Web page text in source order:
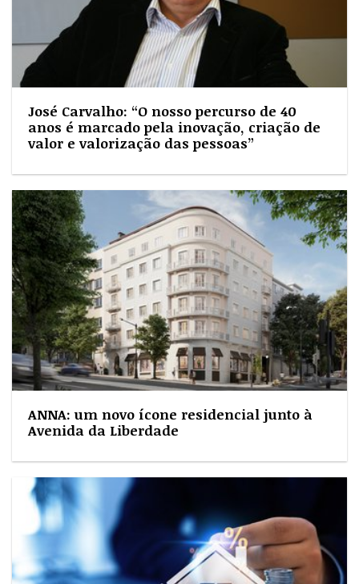
José Carvalho: “O nosso percurso de 40
anos é marcado pela inovação, criação de
valor e valorização das pessoas”
ANNA: um novo ícone residencial junto à
Avenida da Liberdade